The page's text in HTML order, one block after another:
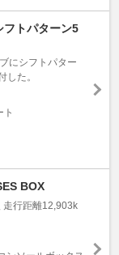
フトパターン5
にシフトパター
した。
ト
BOX
走行距離12,903k